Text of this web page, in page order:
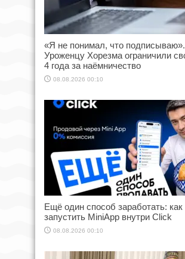
«Я не понимал, что подписываю».
Уроженцу Хорезма ограничили
4 года за наёмничество
08.08.2026 00:10
Ещё один способ заработать: как
запустить MiniApp внутри Click
08.08.2026 00:10